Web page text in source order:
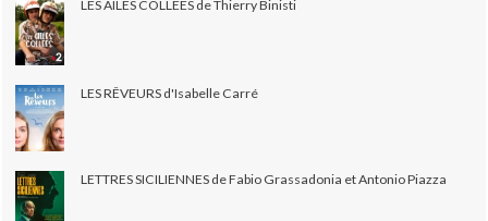
LES AILES COLLÉES de Thierry Binisti
LES RÊVEURS d'Isabelle Carré
LETTRES SICILIENNES de Fabio Grassadonia et Antonio Piazza